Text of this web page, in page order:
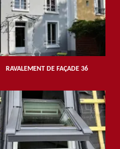
RAVALEMENT DE FAÇADE 36